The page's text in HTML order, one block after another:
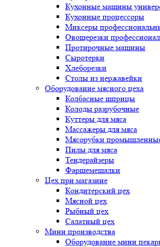
Кухонные машины
Кухонные процессоры
Миксеры
Овощерезки
Протирочные машины
Сыротерки
Хлеборезки
Столы из нержавейки
Оборудование мясного цеха
Колбасные шприцы
Колоды разрубочные
Куттеры для мяса
Массажеры для мяса
Мясорубки
Пилы для мяса
Тендерайзеры
Фаршемешалки
Цех при магазине
Кондитерский цех
Мясной цех
Рыбный цех
Салатный цех
Мини производства
Оборудование мини